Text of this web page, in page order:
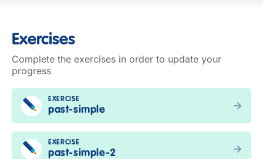
Exercises
Complete the exercises in order to update your
progress
EXERCISE
past-simple
EXERCISE
past-simple-2